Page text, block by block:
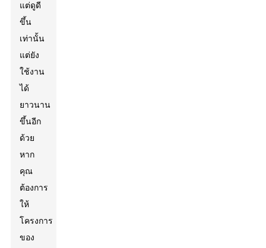
แต่ดูดี
ขึ้น
เท่านั้น
แต่ยัง
ใช้งาน
ได้
ยาวนาน
ขึ้นอีก
ด้วย
หาก
คุณ
ต้องการ
ให้
โครงการ
ของ